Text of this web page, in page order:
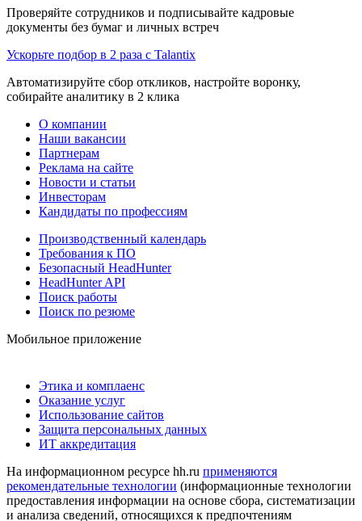
Проверяйте сотрудников и подписывайте кадровые
документы без бумаг и личных встреч
Ускорьте подбор в 2 раза с Talantix
Автоматизируйте сбор откликов, настройте воронку,
собирайте аналитику в 2 клика
О компании
Наши вакансии
Партнерам
Реклама на сайте
Новости и статьи
Инвесторам
Кандидаты по профессиям
Производственный календарь
Требования к ПО
Безопасный HeadHunter
HeadHunter API
Поиск работы
Поиск по резюме
Мобильное приложение
Этика и комплаенс
Оказание услуг
Использование сайтов
Защита персональных данных
ИТ аккредитация
На информационном ресурсе hh.ru применяются
рекомендательные технологии (информационные технологии
предоставления информации на основе сбора, систематизации
и анализа сведений, относящихся к предпочтениям